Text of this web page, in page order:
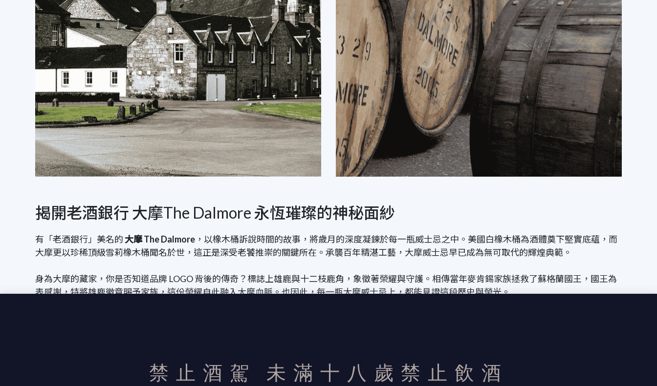
揭開老酒銀行 大摩The Dalmore 永恆璀璨的神秘面紗
有「老酒銀行」美名的 大摩 The Dalmore ，以橡木桶訴說時間的故事，將歲月的深度凝鍊於每一瓶威士忌之中。美國白橡木桶為酒體奠下堅實底蘊，而
大摩更以珍稀頂級雪莉橡木桶聞名於世，這正是深受老饕推崇的關鍵所在。承襲百年精湛工藝，大摩威士忌早已成為無可取代的輝煌典範。
身為大摩的藏家，你是否知道品牌 LOGO 背後的傳奇？標誌上雄鹿與十二枝鹿角，象徵著榮耀與守護。相傳當年麥肯錫家族拯救了蘇格蘭國王，國王為
表感謝，特將雄鹿徽章賜予家族，這份榮耀自此融入大摩血脈。也因此，每一瓶大摩威士忌上，都能見證這段歷史與榮光。
現在就跟著小編一同探索大摩永恆璀璨的奢華品味。
禁止酒駕 未滿十八歲禁止飲酒